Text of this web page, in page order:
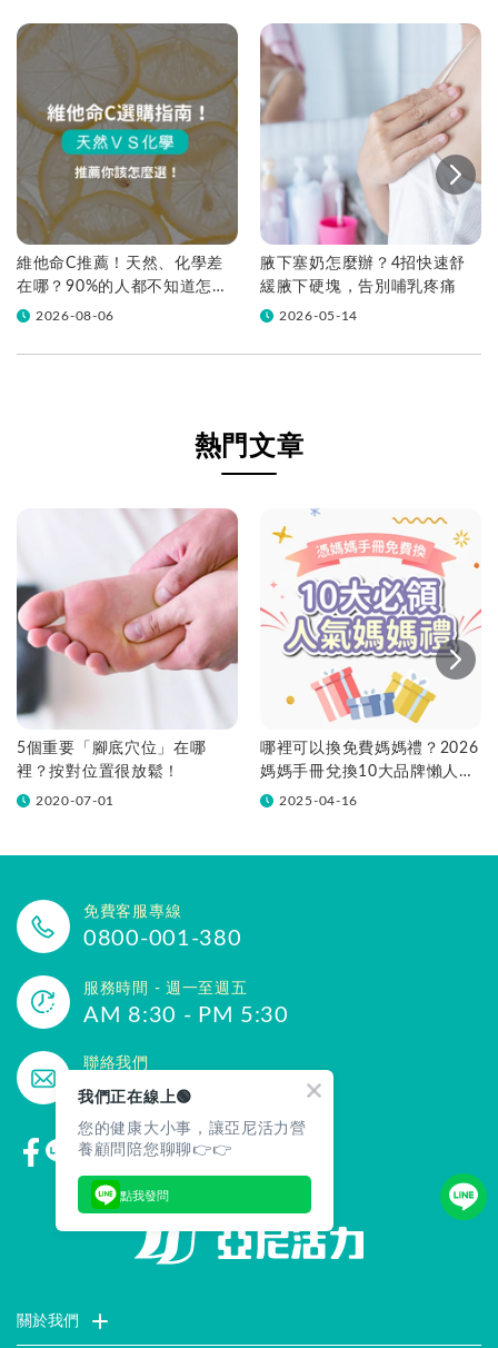
維他命C推薦！天然、化學差
在哪？90%的人都不知道怎麼
挑！帶你一次看
2026-08-06
腋下塞奶怎麼辦？4招快速舒
緩腋下硬塊，告別哺乳疼痛
2026-05-14
熱門文章
5個重要「腳底穴位」在哪
裡？按對位置很放鬆！
2020-07-01
哪裡可以換免費媽媽禮？2026
媽媽手冊兌換10大品牌懶人包
一次看！
2025-04-16
免費客服專線
0800-001-380
服務時間 - 週一至週五
AM 8:30 - PM 5:30
聯絡我們
yannigo@gmail.com
關於我們
我們正在線上🟢
您的健康大小事，讓亞尼活力營
養顧問陪您聊聊👉👉
點我發問